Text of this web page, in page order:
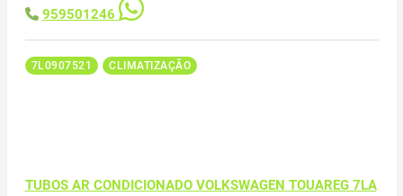
959501246
7L0907521 CLIMATIZAÇÃO
TUBOS AR CONDICIONADO VOLKSWAGEN TOUAREG 7LA